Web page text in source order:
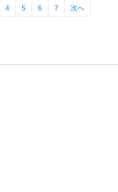
4 5 6 7 次へ